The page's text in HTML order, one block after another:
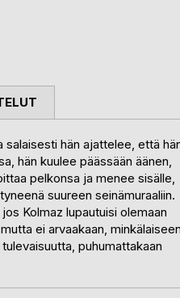
salaisesti hän ajattelee, että
hän kuulee päässään äänen,
pelkonsa ja menee sisälle,
suureen seinämuraaliin.
Kolmaz lupautuisi olemaan
ei arvaakaan,
puhumattakaan